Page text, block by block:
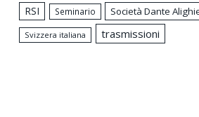
RSI
Seminario Società Dante
Svizzera italiana trasmissioni